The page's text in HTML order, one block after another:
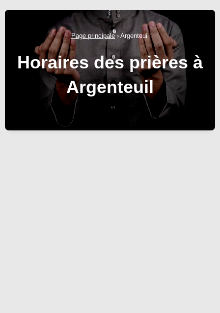
Page principale› Argenteuil
Horaires des prières à
Argenteuil